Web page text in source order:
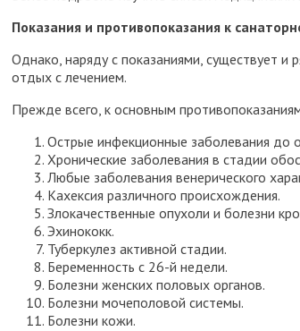
Показания и противопоказания к
Однако, наряду с показаниями, существует
отдых с лечением.
Прежде всего, к основным
Острые инфекционные заболевания до
Хронические заболевания в стадии
Любые заболевания венерического
Кахексия различного происхождения.
Злокачественные опухоли и болезни
Эхинококк.
Туберкулез активной стадии.
Беременность с 26-й недели.
Болезни женских половых органов.
Болезни мочеполовой системы.
Болезни кожи.